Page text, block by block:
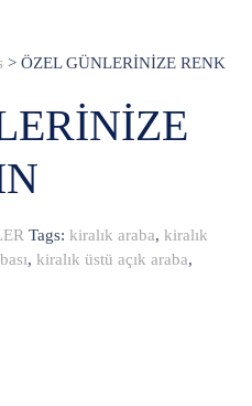
> ÖZEL GÜNLERİNİZE RENK
Tags: kiralık araba, kiralık
, kiralık üstü açık araba,